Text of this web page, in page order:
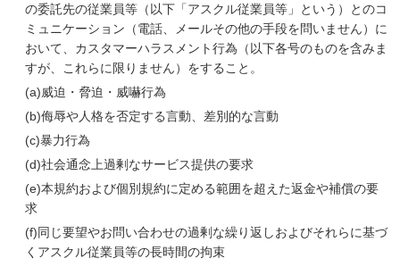
の委託先の従業員等（以下「アスクル従業員等」という）とのコ
ミュニケーション（電話、メールその他の手段を問いません）に
おいて、カスタマーハラスメント行為（以下各号のものを含みま
すが、これらに限りません）をすること。
(a)威迫・脅迫・威嚇行為
(b)侮辱や人格を否定する言動、差別的な言動
(c)暴力行為
(d)社会通念上過剰なサービス提供の要求
(e)本規約および個別規約に定める範囲を超えた返金や補償の要
求
(f)同じ要望やお問い合わせの過剰な繰り返しおよびそれらに基づ
くアスクル従業員等の長時間の拘束